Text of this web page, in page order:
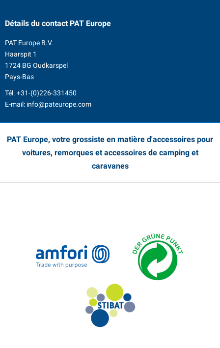
Détails du contactPAT Europe
PAT Europe B.V.
Haarspit 1
1724 BG Oudkarspel
Pays-Bas
Tél. +31-(0)226-331450
E-mail: info@pateurope.com
PAT Europe, votre grossiste en matière d'accessoires pour
voitures, remorques et accessoires de camping et
caravanes